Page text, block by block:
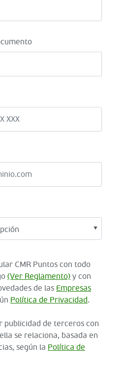
CMR Puntos con todo
(Ver Reglamento) y con
de las Empresas
Política de Privacidad.
publicidad de terceros con
se relaciona, basada en
según la Política de